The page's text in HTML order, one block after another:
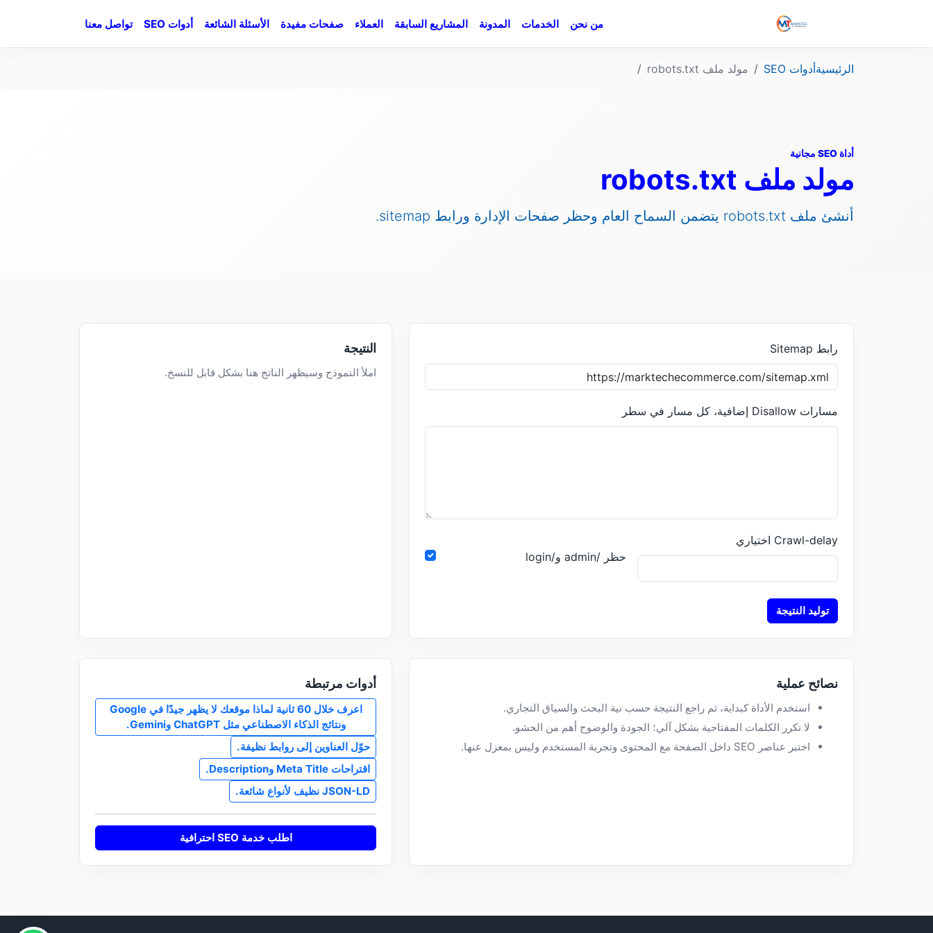
من نحن الخدمات المدونة المشاريع السابقة العملاء صفحات مفيدة الأسئلة الشائعة أدوات SEO تواصل معنا
الرئيسيةأدوات SEO مولد ملف robots.txt
أداة SEO مجانية
مولد ملف robots.txt
أنشئ ملف robots.txt يتضمن السماح العام وحظر صفحات الإدارة ورابط sitemap.
رابط Sitemap
مسارات Disallow إضافية، كل مسار في سطر
Crawl-delay اختياري
حظر /admin و/login
توليد النتيجة
النتيجة
املأ النموذج وسيظهر الناتج هنا بشكل قابل للنسخ.
نصائح عملية
استخدم الأداة كبداية، ثم راجع النتيجة حسب نية البحث والسياق التجاري.
لا تكرر الكلمات المفتاحية بشكل آلي؛ الجودة والوضوح أهم من الحشو.
اختبر عناصر SEO داخل الصفحة مع المحتوى وتجربة المستخدم وليس بمعزل عنها.
أدوات مرتبطة
اعرف خلال 60 ثانية لماذا موقعك لا يظهر جيدًا في Google
ونتائج الذكاء الاصطناعي مثل ChatGPT وGemini.
حوّل العناوين إلى روابط نظيفة.
اقتراحات Meta Title وDescription.
JSON-LD نظيف لأنواع شائعة.
اطلب خدمة SEO احترافية